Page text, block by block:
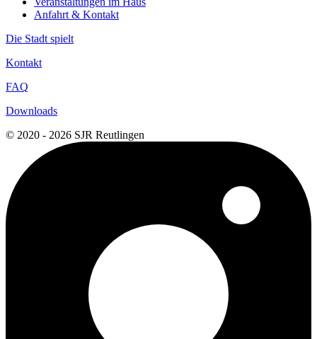
Anfahrt & Kontakt
Die Stadt spielt
Kontakt
FAQ
Downloads
© 2020 - 2026 SJR Reutlingen